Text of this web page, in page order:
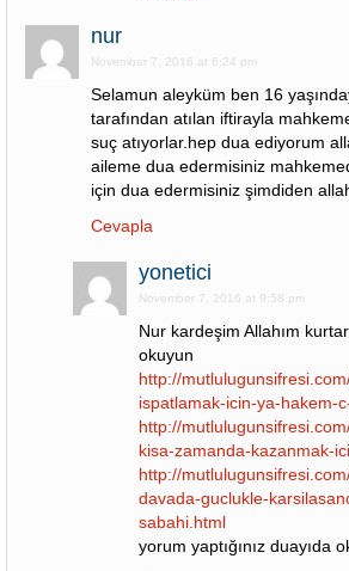
nur
November 7, 2016 at 6:24 pm
Selamun aleyküm ben 16
tarafından atılan iftirayla
suç atıyorlar.hep dua ediyorum
aileme dua edermisiniz
için dua edermisiniz şimdiden
Cevapla
yonetici
November 7, 2016 at 9:58 pm
Nur kardeşim Allahım
okuyun
http://
ispatlamak-icin-ya-hakem-
http://
kisa-zamanda-kazanmak-
http://
davada-guclukle-
sabahi.html
yorum yaptığınız duayıda